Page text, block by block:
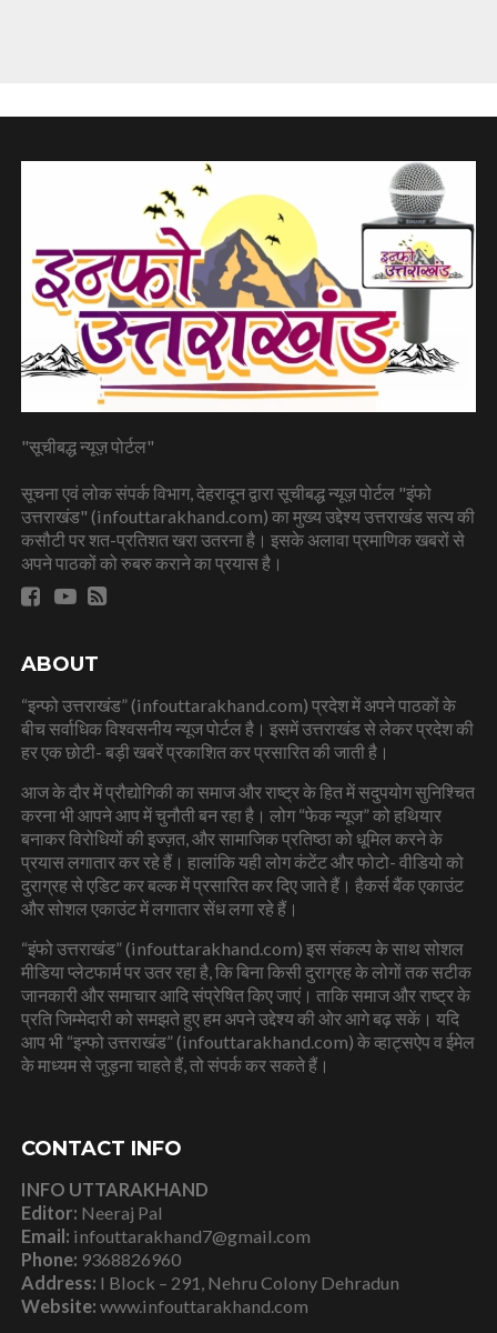
"सूचीबद्ध न्यूज़ पोर्टल"
सूचना एवं लोक संपर्क विभाग, देहरादून द्वारा सूचीबद्ध न्यूज़ पोर्टल "इंफो
उत्तराखंड" (infouttarakhand.com) का मुख्य उद्देश्य उत्तराखंड सत्य की
कसौटी पर शत-प्रतिशत खरा उतरना है। इसके अलावा प्रमाणिक खबरों से
अपने पाठकों को रुबरु कराने का प्रयास है।
ABOUT
“इन्फो उत्तराखंड” (infouttarakhand.com) प्रदेश में अपने पाठकों के
बीच सर्वाधिक विश्वसनीय न्यूज पोर्टल है। इसमें उत्तराखंड से लेकर प्रदेश की
हर एक छोटी- बड़ी खबरें प्रकाशित कर प्रसारित की जाती है।
आज के दौर में प्रौद्योगिकी का समाज और राष्ट्र के हित में सदुपयोग सुनिश्चित
करना भी आपने आप में चुनौती बन रहा है। लोग “फेक न्यूज” को हथियार
बनाकर विरोधियों की इज्ज़त, और सामाजिक प्रतिष्ठा को धूमिल करने के
प्रयास लगातार कर रहे हैं। हालांकि यही लोग कंटेंट और फोटो- वीडियो को
दुराग्रह से एडिट कर बल्क में प्रसारित कर दिए जाते हैं। हैकर्स बैंक एकाउंट
और सोशल एकाउंट में लगातार सेंध लगा रहे हैं।
“इंफो उत्तराखंड” (infouttarakhand.com) इस संकल्प के साथ सोशल
मीडिया प्लेटफार्म पर उतर रहा है, कि बिना किसी दुराग्रह के लोगों तक सटीक
जानकारी और समाचार आदि संप्रेषित किए जाएं। ताकि समाज और राष्ट्र के
प्रति जिम्मेदारी को समझते हुए हम अपने उद्देश्य की ओर आगे बढ़ सकें। यदि
आप भी “इन्फो उत्तराखंड” (infouttarakhand.com) के व्हाट्सऐप व ईमेल
के माध्यम से जुड़ना चाहते हैं, तो संपर्क कर सकते हैं।
CONTACT INFO
INFO UTTARAKHAND
Editor: Neeraj Pal
Email: infouttarakhand7@gmail.com
Phone: 9368826960
Address: I Block – 291, Nehru Colony Dehradun
Website: www.infouttarakhand.com